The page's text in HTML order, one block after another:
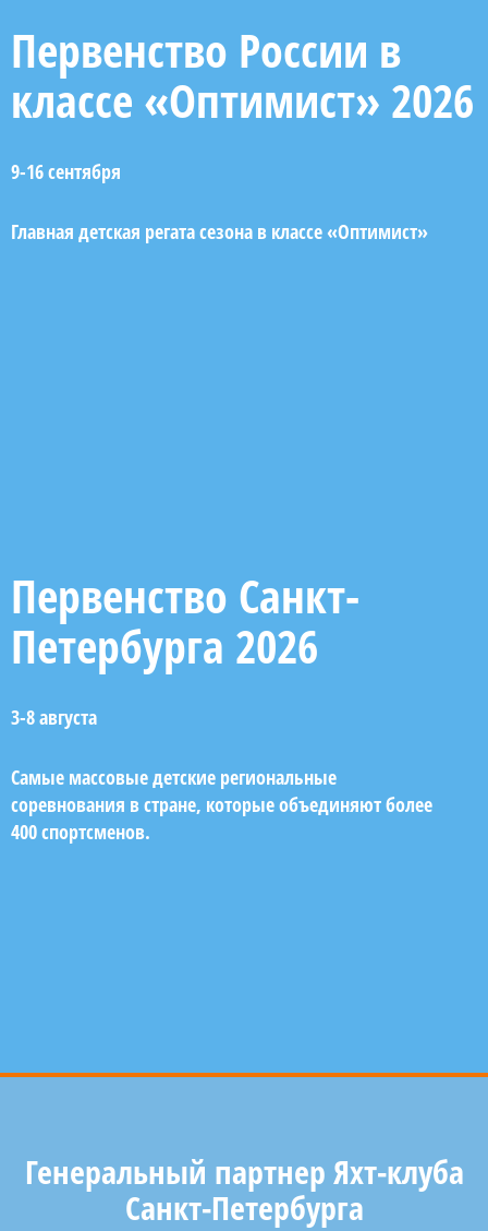
Первенство России в
классе «Оптимист» 2026
9-16 сентября
Главная детская регата сезона в классе «Оптимист»
Первенство Санкт-
Петербурга 2026
3-8 августа
Самые массовые детские региональные
соревнования в стране, которые объединяют более
400 спортсменов.
Генеральный партнер Яхт-клуба
Санкт-Петербурга